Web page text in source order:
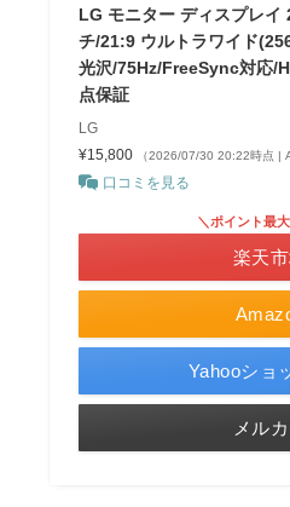
LG モニター ディスプレイ
チ/21:9 ウルトラワイド
光沢/75Hz/FreeSync対応/
点保証
LG
¥15,800
（2026/07/30 20:22時点 |
口コミを見る
＼ポイント最
楽天
Yahooショ
メルカ